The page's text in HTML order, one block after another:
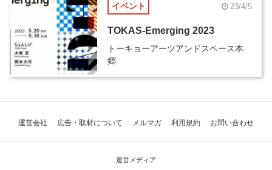
コラム イベント 23/4/5
TOKAS-Emerging 2023
トーキョーアーツアンドスペース本
郷
運営会社 広告・取材について メルマガ 利用規約 お問い合わせ
運営メディア